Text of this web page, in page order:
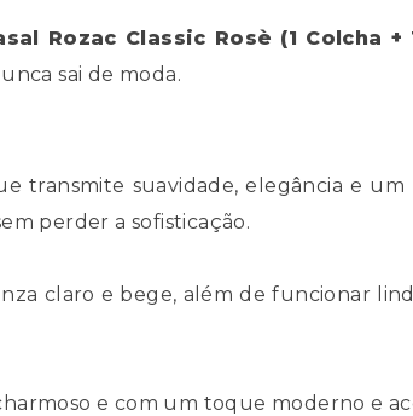
Rozac Classic Rosè (1 Colcha
sai de moda.
transmite suavidade, elegância e
perder a sofisticação.
claro e bege, além de funcionar
e com um toque moderno e